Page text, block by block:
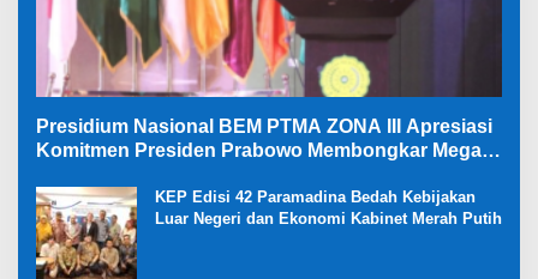
Presidium Nasional BEM PTMA ZONA III Apresiasi
Komitmen Presiden Prabowo Membongkar Mega
KEP Edisi 42 Paramadina Bedah Kebijakan
Luar Negeri dan Ekonomi Kabinet Merah Putih